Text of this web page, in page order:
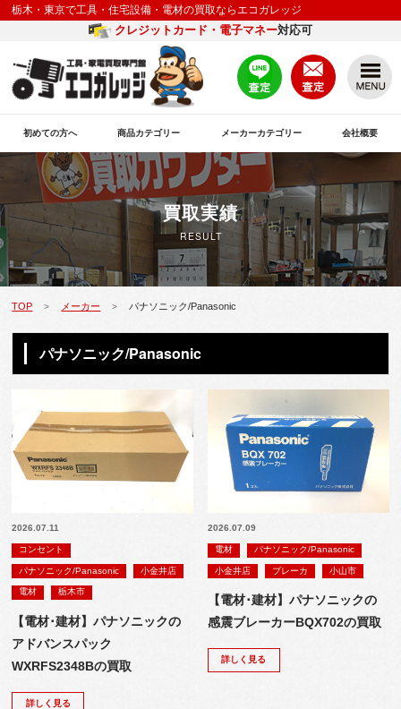
栃木・東京で工具・住宅設備・電材の買取ならエコガレッジ
クレジットカード・電子マネー対応可
初めての方へ 商品カテゴリー メーカーカテゴリー 会社概要
買取実績
RESULT
TOP > メーカー > パナソニック/Panasonic
パナソニック/Panasonic
2026.07.11
コンセント
パナソニック/Panasonic 小金井店
電材 栃木市
【電材･建材】パナソニックの
アドバンスパック
WXRFS2348Bの買取
詳しく見る
2026.07.09
電材 パナソニック/Panasonic
小金井店 ブレーカ 小山市
【電材･建材】パナソニックの
感震ブレーカーBQX702の買取
詳しく見る